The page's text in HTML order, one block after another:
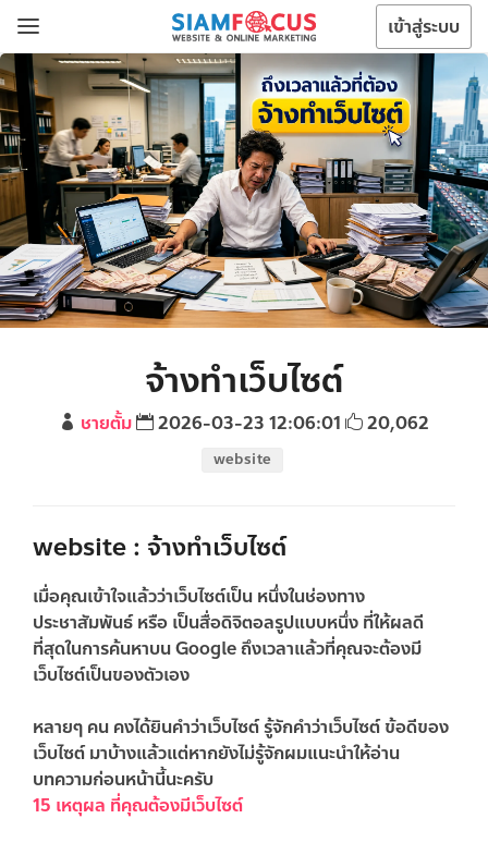
เข้าสู่ระบบ
จ้างทำเว็บไซต์
ชายตั้ม 2026-03-23 12:06:01 20,062
website
website : จ้างทำเว็บไซต์
เมื่อคุณเข้าใจแล้วว่าเว็บไซต์เป็น หนึ่งในช่องทาง
ประชาสัมพันธ์ หรือ เป็นสื่อดิจิตอลรูปแบบหนึ่ง ที่ให้ผลดี
ที่สุดในการค้นหาบน Google ถึงเวลาแล้วที่คุณจะต้องมี
เว็บไซต์เป็นของตัวเอง
หลายๆ คน คงได้ยินคำว่าเว็บไซต์ รู้จักคำว่าเว็บไซต์ ข้อดีของ
เว็บไซต์ มาบ้างแล้วแต่หากยังไม่รู้จักผมแนะนำให้อ่าน
บทความก่อนหน้านี้นะครับ
15 เหตุผล ที่คุณต้องมีเว็บไซต์